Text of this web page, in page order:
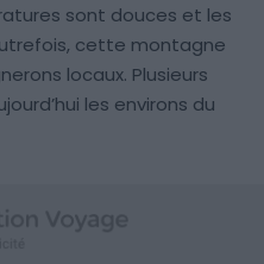
sont douces et les
cette montagne
locaux. Plusieurs
les environs du